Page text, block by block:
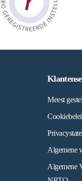
Meest
Algemene
Algemene